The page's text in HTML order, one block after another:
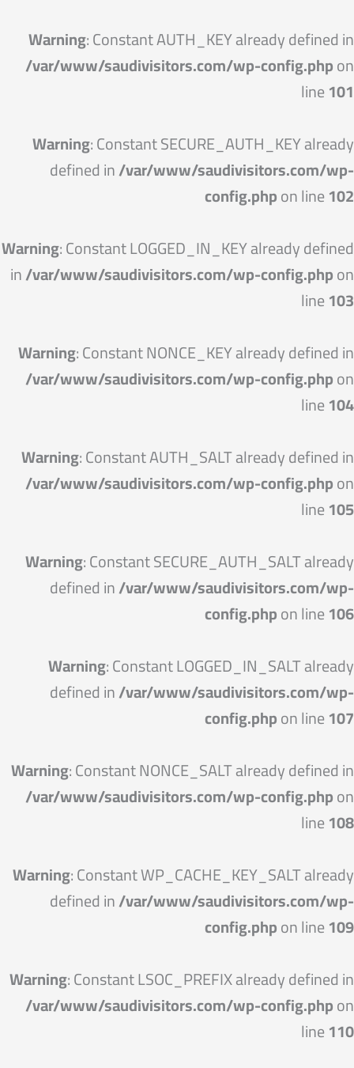
Warning: Constant AUTH_KEY already defined in
/var/www/saudivisitors.com/wp-config.phpon
line101
Warning: Constant SECURE_AUTH_KEY already
defined in/var/www/saudivisitors.com/wp-
config.phpon line102
Warning: Constant LOGGED_IN_KEY already defined
in/var/www/saudivisitors.com/wp-config.phpon
line103
Warning: Constant NONCE_KEY already defined in
/var/www/saudivisitors.com/wp-config.phpon
line104
Warning: Constant AUTH_SALT already defined in
/var/www/saudivisitors.com/wp-config.phpon
line105
Warning: Constant SECURE_AUTH_SALT already
defined in/var/www/saudivisitors.com/wp-
config.phpon line106
Warning: Constant LOGGED_IN_SALT already
defined in/var/www/saudivisitors.com/wp-
config.phpon line107
Warning: Constant NONCE_SALT already defined in
/var/www/saudivisitors.com/wp-config.phpon
line108
Warning: Constant WP_CACHE_KEY_SALT already
defined in/var/www/saudivisitors.com/wp-
config.phpon line109
Warning: Constant LSOC_PREFIX already defined in
/var/www/saudivisitors.com/wp-config.phpon
line110
إلى
المحتوى